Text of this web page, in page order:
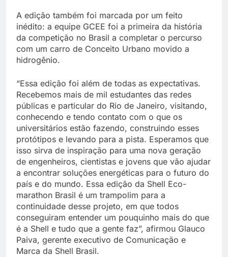
A edição também foi marcada por um feito
inédito: a equipe GCEE foi a primeira da história
da competição no Brasil a completar o percurso
com um carro de Conceito Urbano movido a
hidrogênio.
“Essa edição foi além de todas as expectativas.
Recebemos mais de mil estudantes das redes
públicas e particular do Rio de Janeiro, visitando,
conhecendo e tendo contato com o que os
universitários estão fazendo, construindo esses
protótipos e levando para a pista. Esperamos que
isso sirva de inspiração para uma nova geração
de engenheiros, cientistas e jovens que vão ajudar
a encontrar soluções energéticas para o futuro do
país e do mundo. Essa edição da Shell Eco-
marathon Brasil é um trampolim para a
continuidade desse projeto, em que todos
conseguiram entender um pouquinho mais do que
é a Shell e tudo que a gente faz”, afirmou Glauco
Paiva, gerente executivo de Comunicação e
Marca da Shell Brasil.